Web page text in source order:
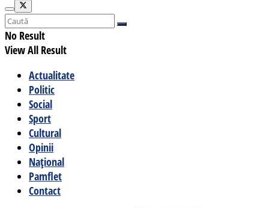
No Result
View All Result
Actualitate
Politic
Social
Sport
Cultural
Opinii
Național
Pamflet
Contact